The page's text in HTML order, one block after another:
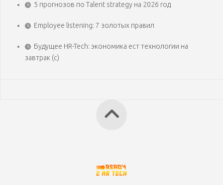
5 прогнозов по Talent strategy на 2026 год
Employee listening: 7 золотых правил
Будущее HR-Tech: экономика ест технологии на
завтрак (с)